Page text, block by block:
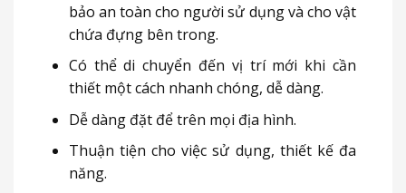
bảo an toàn cho người sử dụng và cho vật
chứa đựng bên trong.
Có thể di chuyển đến vị trí mới khi cần
thiết một cách nhanh chóng, dễ dàng.
Dễ dàng đặt để trên mọi địa hình.
Thuận tiện cho việc sử dụng, thiết kế đa
năng.